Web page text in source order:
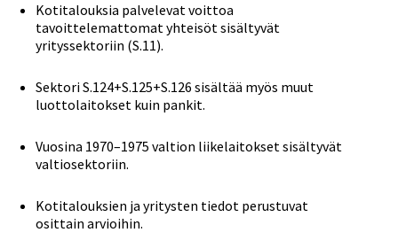
Kotitalouksia palvelevat voittoa
tavoittelemattomat yhteisöt sisältyvät
yrityssektoriin (S.11).
Sektori S.124+S.125+S.126 sisältää myös muut
luottolaitokset kuin pankit.
Vuosina 1970–1975 valtion liikelaitokset sisältyvät
valtiosektoriin.
Kotitalouksien ja yritysten tiedot perustuvat
osittain arvioihin.